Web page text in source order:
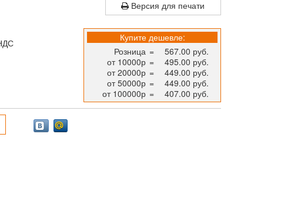
Версия для печати
Купите дешевле:
Розница =
567.00 руб.
от 10000р =
495.00 руб.
от 20000р =
449.00 руб.
от 50000р =
449.00 руб.
от 100000р = 407.00 руб.